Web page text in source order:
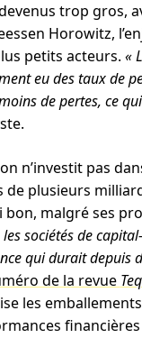
trop gros,
Horowitz,
petits acteurs. «
eu des taux de
de pertes, ce
n’investit pas
de plusieurs
bon, malgré ses
sociétés de
qui durait depuis
de la revue
les